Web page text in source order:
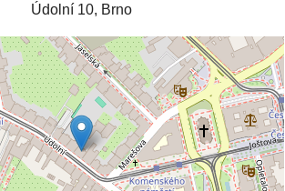
Údolní 10, Brno